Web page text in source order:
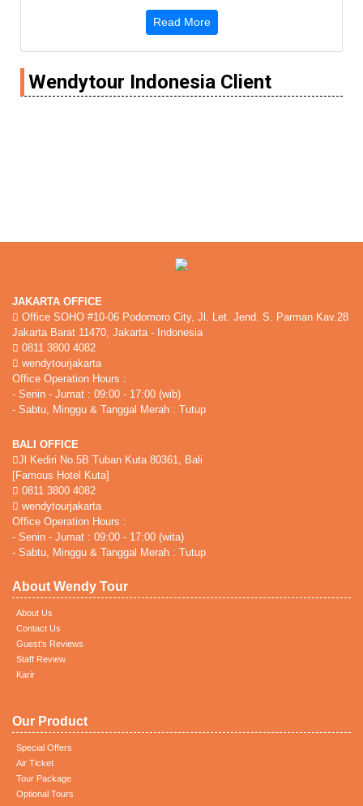
Read More
Wendytour Indonesia Client
JAKARTA OFFICE
Office SOHO #10-06 Podomoro City, Jl. Let. Jend. S. Parman Kav.28
Jakarta Barat 11470, Jakarta - Indonesia
0811 3800 4082
wendytourjakarta
Office Operation Hours :
- Senin - Jumat : 09:00 - 17:00 (wib)
- Sabtu, Minggu & Tanggal Merah : Tutup
BALI OFFICE
Jl Kediri No.5B Tuban Kuta 80361, Bali
[Famous Hotel Kuta]
0811 3800 4082
wendytourjakarta
Office Operation Hours :
- Senin - Jumat : 09:00 - 17:00 (wita)
- Sabtu, Minggu & Tanggal Merah : Tutup
About Wendy Tour
About Us
Contact Us
Guest’s Reviews
Staff Review
Karir
Our Product
Special Offers
Air Ticket
Tour Package
Optional Tours